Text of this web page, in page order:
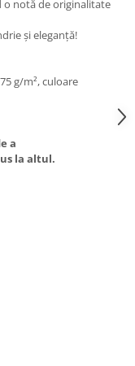
o notă de originalitate
și eleganță!
g/m², culoare
a
la altul.